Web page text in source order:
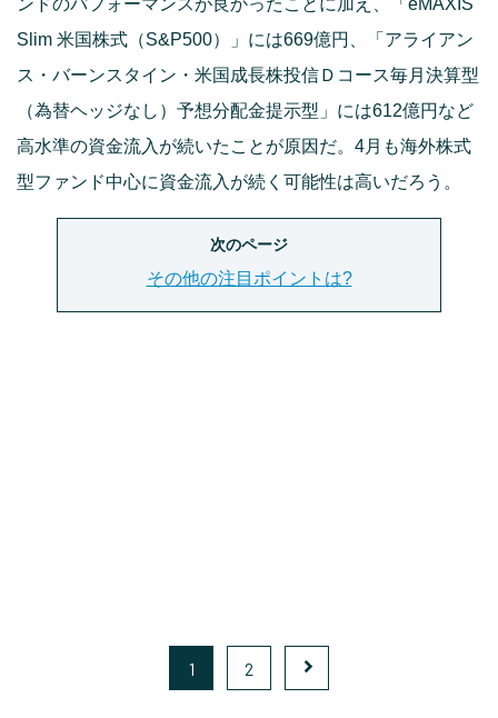
Slim 米国株式（S&P500）」には669億円、「アライアン
ス・バーンスタイン・米国成長株投信Ｄコース毎月決算型
（為替ヘッジなし）予想分配金提示型」には612億円など
高水準の資金流入が続いたことが原因だ。4月も海外株式
型ファンド中心に資金流入が続く可能性は高いだろう。
次のページ
その他の注目ポイントは?
1 2